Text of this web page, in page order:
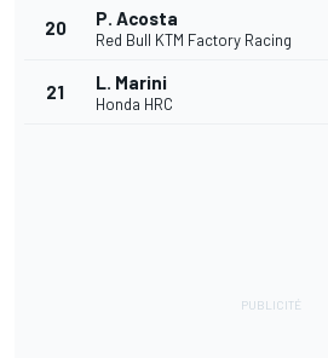
20 P. Acosta
Red Bull KTM Factory Racing
21 L. Marini
Honda HRC